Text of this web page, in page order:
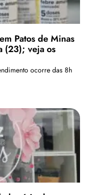
Patos de Minas
(23); veja os
ocorre das 8h